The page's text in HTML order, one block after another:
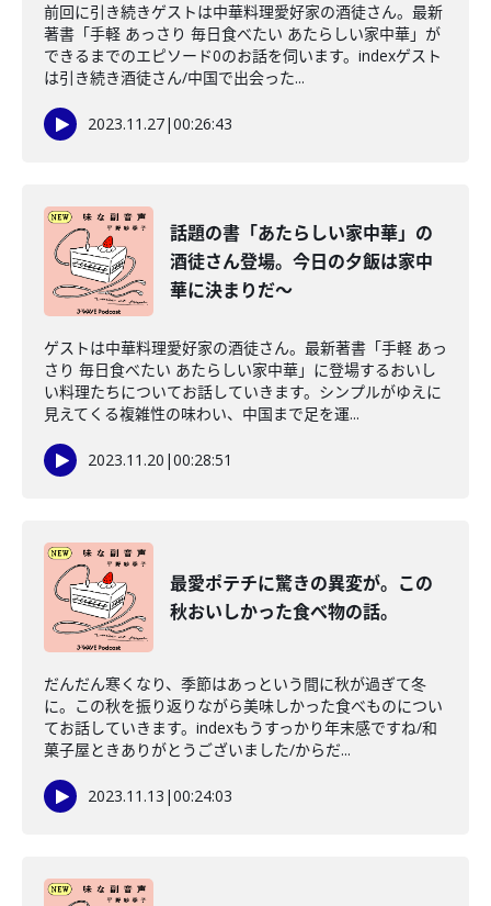
前回に引き続きゲストは中華料理愛好家の酒徒さん。最新
著書「手軽 あっさり 毎日食べたい あたらしい家中華」が
できるまでのエピソード0のお話を伺います。indexゲスト
は引き続き酒徒さん/中国で出会った...
2023.11.27|00:26:43
話題の書「あたらしい家中華」の
酒徒さん登場。今日の夕飯は家中
華に決まりだ～
ゲストは中華料理愛好家の酒徒さん。最新著書「手軽 あっ
さり 毎日食べたい あたらしい家中華」に登場するおいし
い料理たちについてお話していきます。シンプルがゆえに
見えてくる複雑性の味わい、中国まで足を運...
2023.11.20 |00:28:51
最愛ポテチに驚きの異変が。この
秋おいしかった食べ物の話。
だんだん寒くなり、季節はあっという間に秋が過ぎて冬
に。この秋を振り返りながら美味しかった食べものについ
てお話していきます。indexもうすっかり年末感ですね/和
菓子屋ときありがとうございました/からだ...
2023.11.13 |00:24:03